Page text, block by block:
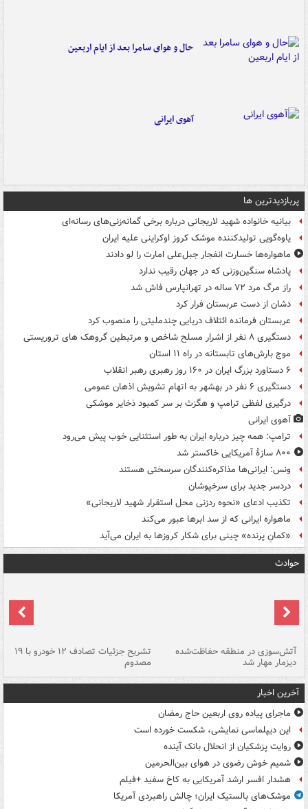
حال و هوای سامرا بعد از ایام اربعین
آهوی ایرانی
پربازدیدترین ها
بیانیه خانواده شهید لاریجانی درباره برخی گمانه‌زنی‌های رسانه‌ای
یاوه‌گویی تولیدکننده موشک کروز اوکراینی علیه ایران
ماهواره‌ها خسارت انفجار جبل‌علی امارت را لو دادند
پادشاه سنگین‌وزنی که در جهان رقیب ندارد
راز مرگ مرد ۷۲ ساله در تهرانپارس فاش شد
دشان از دست عربستان فرار کرد
عربستان فرمانده ائتلاف دریایی چندملیتی را منصوب کرد
دستگیری ۸ نفر از اشرار مسلح شاخص و مرتبطین گروهک های تروریستی
موج بارش‌های تابستانه در راه ۱۱ استان
۶ دستاورد بزرگ ایران در ۱۶۰ روز رهبری رهبر انقلاب
دستگیری ۶ نفر در بهشهر به اتهام تشویش اذهان عمومی
درگیری لفظی ترامپ و هگزث بر سر کمبود ذخایر موشکی
آهوی ایرانی
ترامپ: همه چیز درباره ایران به طور استثنایی خوب پیش می‌رود
۸۰۰ سازۀ آمریکایی خاکستر شد
ونس: ایرانی‌ها مذاکره‌کنندگان سرسختی هستند
دردسر جدید برای سرخپوشان
تکذیب ادعای «نحوه ردزنی محل استقرار شهید لاریجانی»
ماهواره ایرانی که از سد ابرها عبور می‌کند
«کمانِ پرنده» چینی برای شکار کروزها به ایران می‌آید
حوادث
آتش‌سوزی در منطقه حفاظت‌شده
دیزمار مهار شد
تشریح جزئیات تصادف ۱۲ خودرو با ۱۹
مصدوم
آخرین اخبار
ماجرای پیاده روی اربعین حاج رمضان
این دیپلماسی نمایشی، شکست خورده است
روایت پزشکیان از انحلال بانک آینده
شمیم خوش رضوی در هوای بین‌الحرمین
هشدار افسر ارشد آمریکایی به کاخ سفید +فیلم
موشک‌های بالستیک ایران؛ چالش راهبردی آمریکا